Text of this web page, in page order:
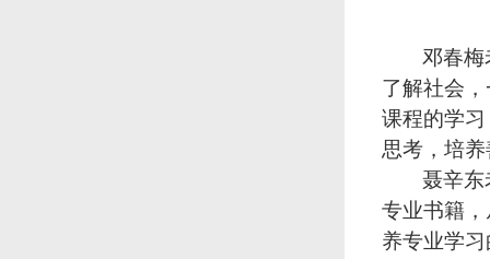
邓春
了解社会
课程的学
思考，培
聂辛
专业书籍
养专业学